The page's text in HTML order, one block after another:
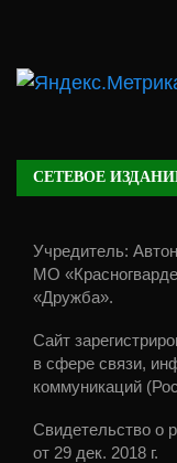
СЕТЕВОЕ
Учредитель:
МО
«Дружба».
Сайт
в сфере связи,
коммуникаций
Свидетельство
от 29 дек. 2018 г.